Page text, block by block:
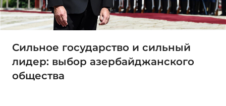
Сильное государство и сильный
лидер: выбор азербайджанского
общества